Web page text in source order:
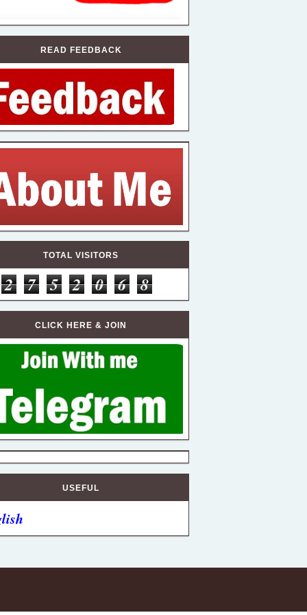
READ FEEDBACK
TOTAL VISITORS
2 7 5 2 0 6 8
CLICK HERE & JOIN
USEFUL